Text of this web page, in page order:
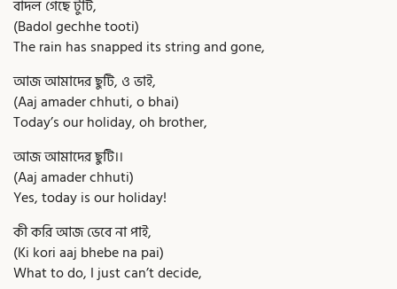
বাদল গেছে টুটি,
(Badol gechhe tooti)
The rain has snapped its string and gone,
আজ আমাদের ছুটি, ও ভাই,
(Aaj amader chhuti, o bhai)
Today’s our holiday, oh brother,
আজ আমাদের ছুটি।।
(Aaj amader chhuti)
Yes, today is our holiday!
কী করি আজ ভেবে না পাই,
(Ki kori aaj bhebe na pai)
What to do, I just can’t decide,